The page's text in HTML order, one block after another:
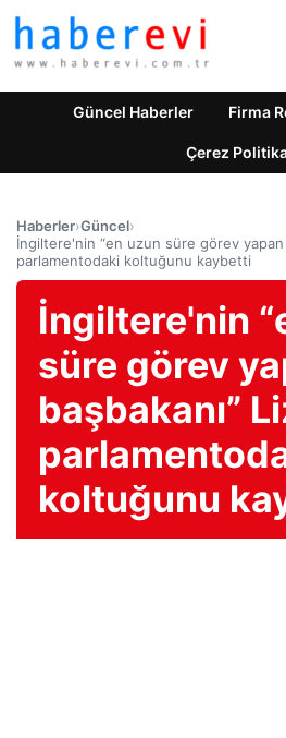
Güncel Haberler Firma
Çerez
Haberler›Güncel›
İngiltere'nin “en uzun süre görev yapan
parlamentodaki koltuğunu kaybetti
İngiltere'nin
süre görev
başbakanı”
koltuğunu